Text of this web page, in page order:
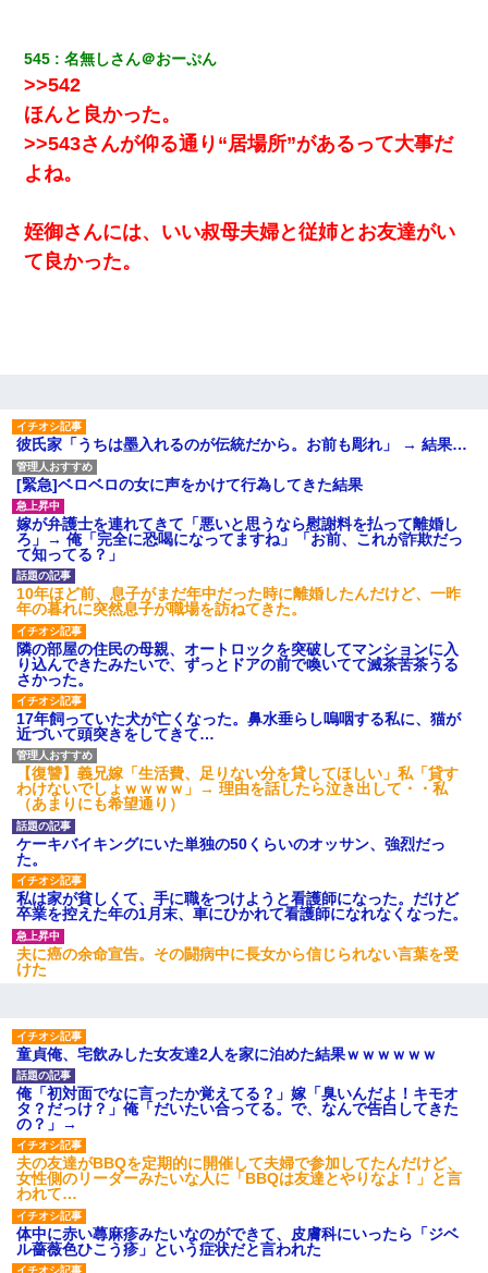
545 名無しさん＠おーぷん
>>542
ほんと良かった。
>>543さんが仰る通り“居場所”があるって大事だ
よね。
姪御さんには、いい叔母夫婦と従姉とお友達がい
て良かった。
彼氏家「うちは墨入れるのが伝統だから。お前も彫れ」 → 結果…
[緊急]ベロベロの女に声をかけて行為してきた結果
嫁が弁護士を連れてきて「悪いと思うなら慰謝料を払って離婚し
ろ」→ 俺「完全に恐喝になってますね」「お前、これが詐欺だっ
て知ってる？」
10年ほど前、息子がまだ年中だった時に離婚したんだけど、一昨
年の暮れに突然息子が職場を訪ねてきた。
隣の部屋の住民の母親、オートロックを突破してマンションに入
り込んできたみたいで、ずっとドアの前で喚いてて滅茶苦茶うる
さかった。
17年飼っていた犬が亡くなった。鼻水垂らし嗚咽する私に、猫が
近づいて頭突きをしてきて…
【復讐】義兄嫁「生活費、足りない分を貸してほしい」私「貸す
わけないでしょｗｗｗｗ」→ 理由を話したら泣き出して・・私
（あまりにも希望通り）
ケーキバイキングにいた単独の50くらいのオッサン、強烈だっ
た。
私は家が貧しくて、手に職をつけようと看護師になった。だけど
卒業を控えた年の1月末、車にひかれて看護師になれなくなった。
夫に癌の余命宣告。その闘病中に長女から信じられない言葉を受
けた
童貞俺、宅飲みした女友達2人を家に泊めた結果ｗｗｗｗｗｗ
俺「初対面でなに言ったか覚えてる？」嫁「臭いんだよ！キモオ
タ？だっけ？」俺「だいたい合ってる。で、なんで告白してきた
の？」→
夫の友達がBBQを定期的に開催して夫婦で参加してたんだけど、
女性側のリーダーみたいな人に「BBQは友達とやりなよ！」と言
われて…
体中に赤い蕁麻疹みたいなのができて、皮膚科にいったら「ジベ
ル薔薇色ひこう疹」という症状だと言われた